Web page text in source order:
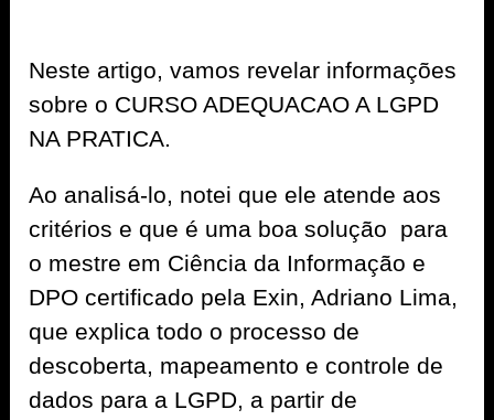
Neste artigo, vamos revelar informações
sobre o CURSO ADEQUACAO A LGPD
NA PRATICA.
Ao analisá-lo, notei que ele atende aos
critérios e que é uma boa solução para
o mestre em Ciência da Informação e
DPO certificado pela Exin, Adriano Lima,
que explica todo o processo de
descoberta, mapeamento e controle de
dados para a LGPD, a partir de